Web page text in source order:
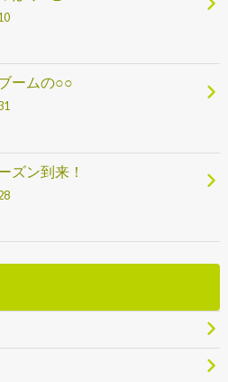
ームの○○
ズン到来！